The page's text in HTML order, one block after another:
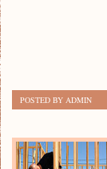
POSTED BY ADMIN